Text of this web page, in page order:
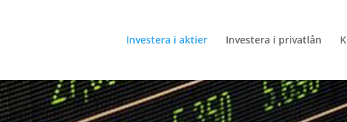
Investera i aktier Investera i privatlån